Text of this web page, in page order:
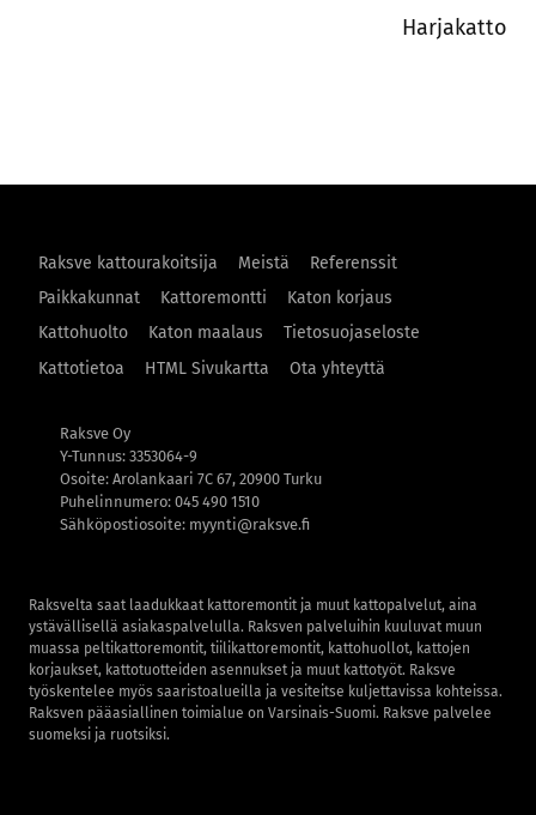
Harjakatto
Raksve kattourakoitsija Meistä
Referenssit
Paikkakunnat
Kattoremontti
Katon korjaus
Kattohuolto
Katon maalaus
Tietosuojaseloste
Kattotietoa
HTML Sivukartta Ota yhteyttä
Raksve Oy
Y-Tunnus: 3353064-9
Osoite: Arolankaari 7C 67, 20900 Turku
Puhelinnumero: 045 490 1510
Sähköpostiosoite: myynti@raksve.fi
Raksvelta saat laadukkaat kattoremontit ja muut kattopalvelut, aina
ystävällisellä asiakaspalvelulla. Raksven palveluihin kuuluvat muun
muassa peltikattoremontit, tiilikattoremontit, kattohuollot, kattojen
korjaukset, kattotuotteiden asennukset ja muut kattotyöt. Raksve
työskentelee myös saaristoalueilla ja vesiteitse kuljettavissa kohteissa.
Raksven pääasiallinen toimialue on Varsinais-Suomi. Raksve palvelee
suomeksi ja ruotsiksi.